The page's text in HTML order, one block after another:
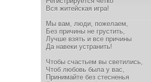
Вся житейская игра!
Мы вам, люди, пожелаем,
Без причины не грустить,
Лучше взять и все причины
Да навеки устранить!
Чтобы счастьем вы светились,
Чтоб любовь была у вас,
Принимайте без стесненья